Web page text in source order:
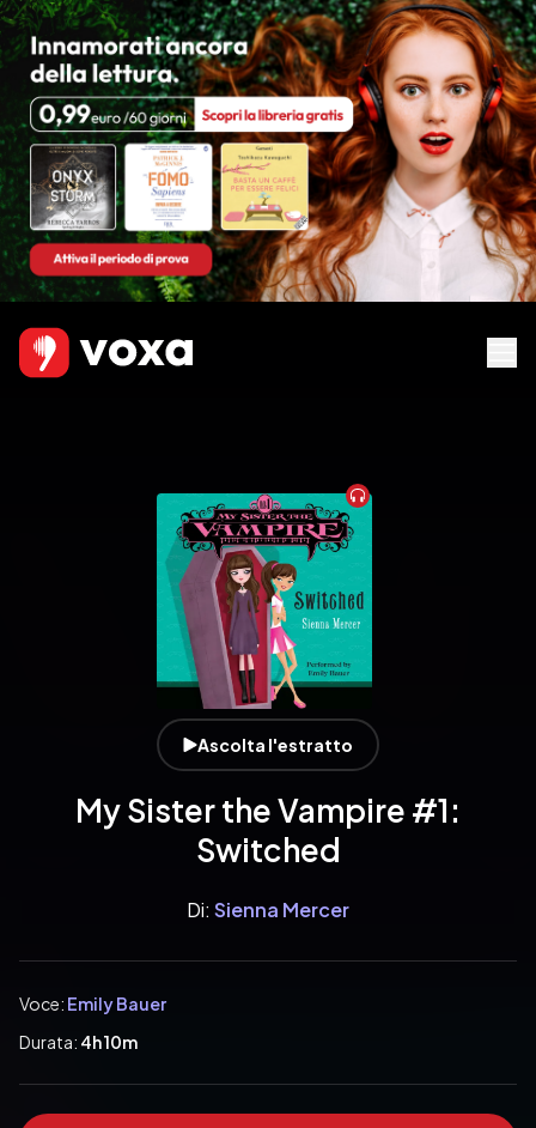
Audiobook
Ascolta l'estratto
My Sister the Vampire #1:
Switched
Di: Sienna Mercer
Voce: Emily Bauer
Durata: 4h 10m